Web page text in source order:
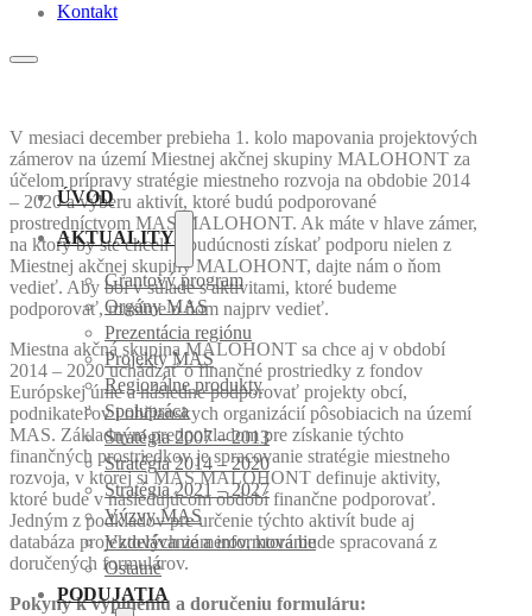
Kontakt
ÚVOD
AKTUALITY
Grantový program
Orgány MAS
Prezentácia regiónu
Projekty MAS
Regionálne produkty
Spolupráca
Stratégia 2007 – 2013
Stratégia 2014 – 2020
Stratégia 2021 – 2027
Výzvy MAS
Vzdelávanie a informovanie
Ostatné
PODUJATIA
V mesiaci december prebieha 1. kolo mapovania projektových
zámerov na území Miestnej akčnej skupiny MALOHONT za
účelom prípravy stratégie miestneho rozvoja na obdobie 2014
– 2020 a výberu aktivít, ktoré budú podporované
prostredníctvom MAS MALOHONT. Ak máte v hlave zámer,
na ktorý by ste chceli v budúcnosti získať podporu nielen z
Miestnej akčnej skupiny MALOHONT, dajte nám o ňom
vedieť. Aby bol v súlade s aktivitami, ktoré budeme
podporovať, musíme o ňom najprv vedieť.
Miestna akčná skupina MALOHONT sa chce aj v období
2014 – 2020 uchádzať o finančné prostriedky z fondov
Európskej únie a následne podporovať projekty obcí,
podnikateľov i občianskych organizácií pôsobiacich na území
MAS. Základným predpokladom pre získanie týchto
finančných prostriedkov je spracovanie stratégie miestneho
rozvoja, v ktorej si MAS MALOHONT definuje aktivity,
ktoré bude v nasledujúcom období finančne podporovať.
Jedným z podkladov pre určenie týchto aktivít bude aj
databáza projektových zámerov, ktorá bude spracovaná z
doručených formulárov.
Pokyny k vyplneniu a doručeniu formuláru: